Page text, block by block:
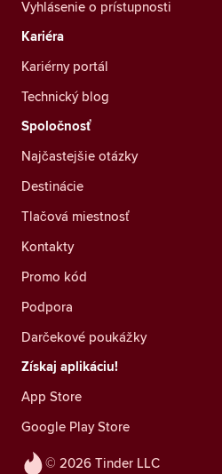
© 2026 Tinder LLC
Vyhlásenie o prístupnosti
Kariéra
Kariérny portál
Technický blog
Spoločnosť
Najčastejšie otázky
Destinácie
Tlačová miestnosť
Kontakty
Promo kód
Podpora
Darčekové poukážky
Získaj aplikáciu!
App Store
Google Play Store